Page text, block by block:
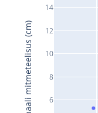
6
8
10
12
14
Signaali mitmeteelisus (cm)